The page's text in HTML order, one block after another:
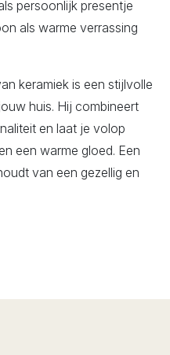
persoonlijk presentje
als warme verrassing
keramiek is een stijlvolle
huis. Hij combineert
en laat je volop
een warme gloed. Een
van een gezellig en